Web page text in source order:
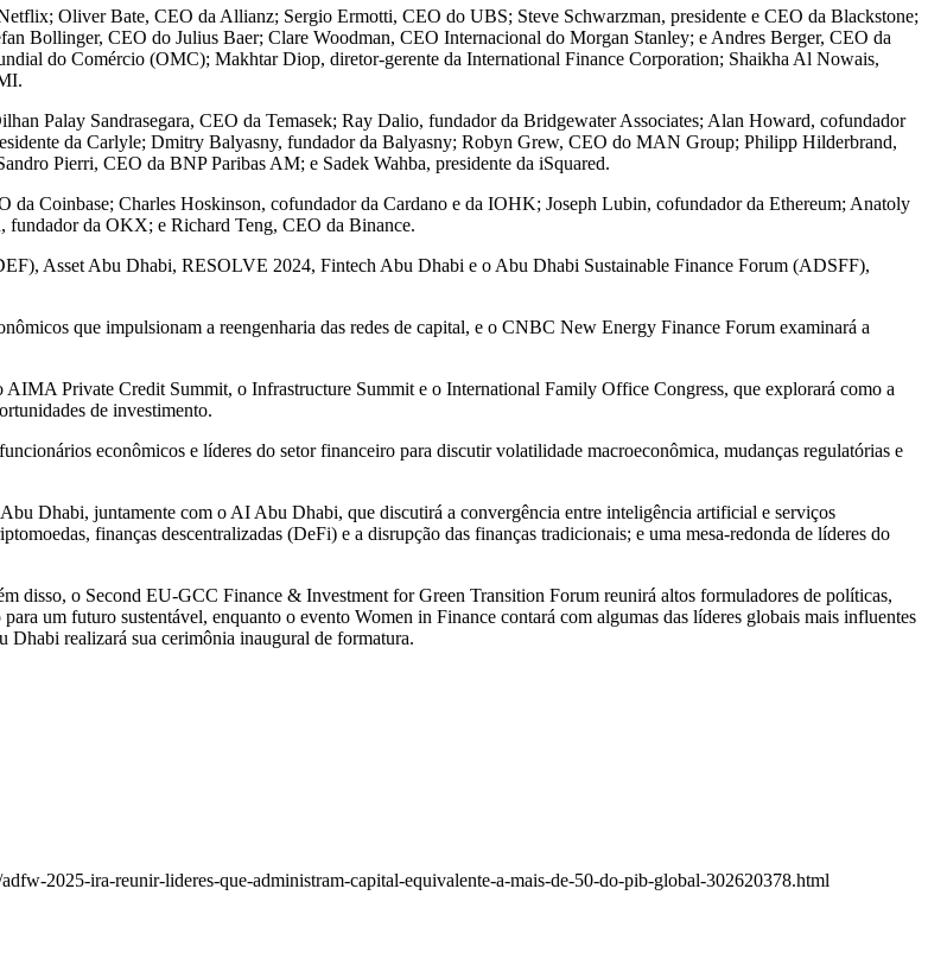
Oliver Bate, CEO da Allianz; Sergio Ermotti, CEO do UBS; Steve Schwarzman, presidente e CEO da Blackstone;
Bollinger, CEO do Julius Baer; Clare Woodman, CEO Internacional do Morgan Stanley; e Andres Berger, CEO da
do Comércio (OMC); Makhtar Diop, diretor-gerente da International Finance Corporation; Shaikha Al Nowais,
Palay Sandrasegara, CEO da Temasek; Ray Dalio, fundador da Bridgewater Associates; Alan Howard, cofundador
da Carlyle; Dmitry Balyasny, fundador da Balyasny; Robyn Grew, CEO do MAN Group; Philipp Hilderbrand,
Pierri, CEO da BNP Paribas AM; e Sadek Wahba, presidente da iSquared.
da Coinbase; Charles Hoskinson, cofundador da Cardano e da IOHK; Joseph Lubin, cofundador da Ethereum; Anatoly
, fundador da OKX; e Richard Teng, CEO da Binance.
Asset Abu Dhabi, RESOLVE 2024, Fintech Abu Dhabi e o Abu Dhabi Sustainable Finance Forum (ADSFF),
que impulsionam a reengenharia das redes de capital, e o CNBC New Energy Finance Forum examinará a
Private Credit Summit, o Infrastructure Summit e o International Family Office Congress, que explorará como a
de investimento.
econômicos e líderes do setor financeiro para discutir volatilidade macroeconômica, mudanças regulatórias e
Dhabi, juntamente com o AI Abu Dhabi, que discutirá a convergência entre inteligência artificial e serviços
finanças descentralizadas (DeFi) e a disrupção das finanças tradicionais; e uma mesa-redonda de líderes do
disso, o Second EU-GCC Finance & Investment for Green Transition Forum reunirá altos formuladores de políticas,
um futuro sustentável, enquanto o evento Women in Finance contará com algumas das líderes globais mais influentes
Dhabi realizará sua cerimônia inaugural de formatura.
2025-ira-reunir-lideres-que-administram-capital-equivalente-a-mais-de-50-do-pib-global-302620378.html